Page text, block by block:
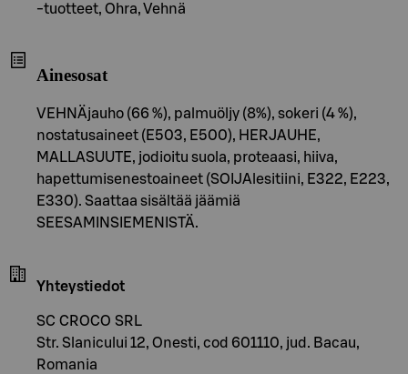
-tuotteet, Ohra, Vehnä
Ainesosat
VEHNÄjauho (66 %), palmuöljy (8%), sokeri (4 %),
nostatusaineet (E503, E500), HERJAUHE,
MALLASUUTE, jodioitu suola, proteaasi, hiiva,
hapettumisenestoaineet (SOIJAlesitiini, E322, E223,
E330). Saattaa sisältää jäämiä
SEESAMINSIEMENISTÄ.
Yhteystiedot
SC CROCO SRL
Str. Slanicului 12, Onesti, cod 601110, jud. Bacau,
Romania